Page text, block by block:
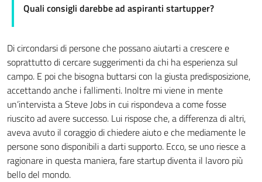
Quali consigli darebbe ad aspiranti startupper?
Di circondarsi di persone che possano aiutarti a crescere e
soprattutto di cercare suggerimenti da chi ha esperienza sul
campo. E poi che bisogna buttarsi con la giusta predisposizione,
accettando anche i fallimenti. Inoltre mi viene in mente
un’intervista a Steve Jobs in cui rispondeva a come fosse
riuscito ad avere successo. Lui rispose che, a differenza di altri,
aveva avuto il coraggio di chiedere aiuto e che mediamente le
persone sono disponibili a darti supporto. Ecco, se uno riesce a
ragionare in questa maniera, fare startup diventa il lavoro più
bello del mondo.